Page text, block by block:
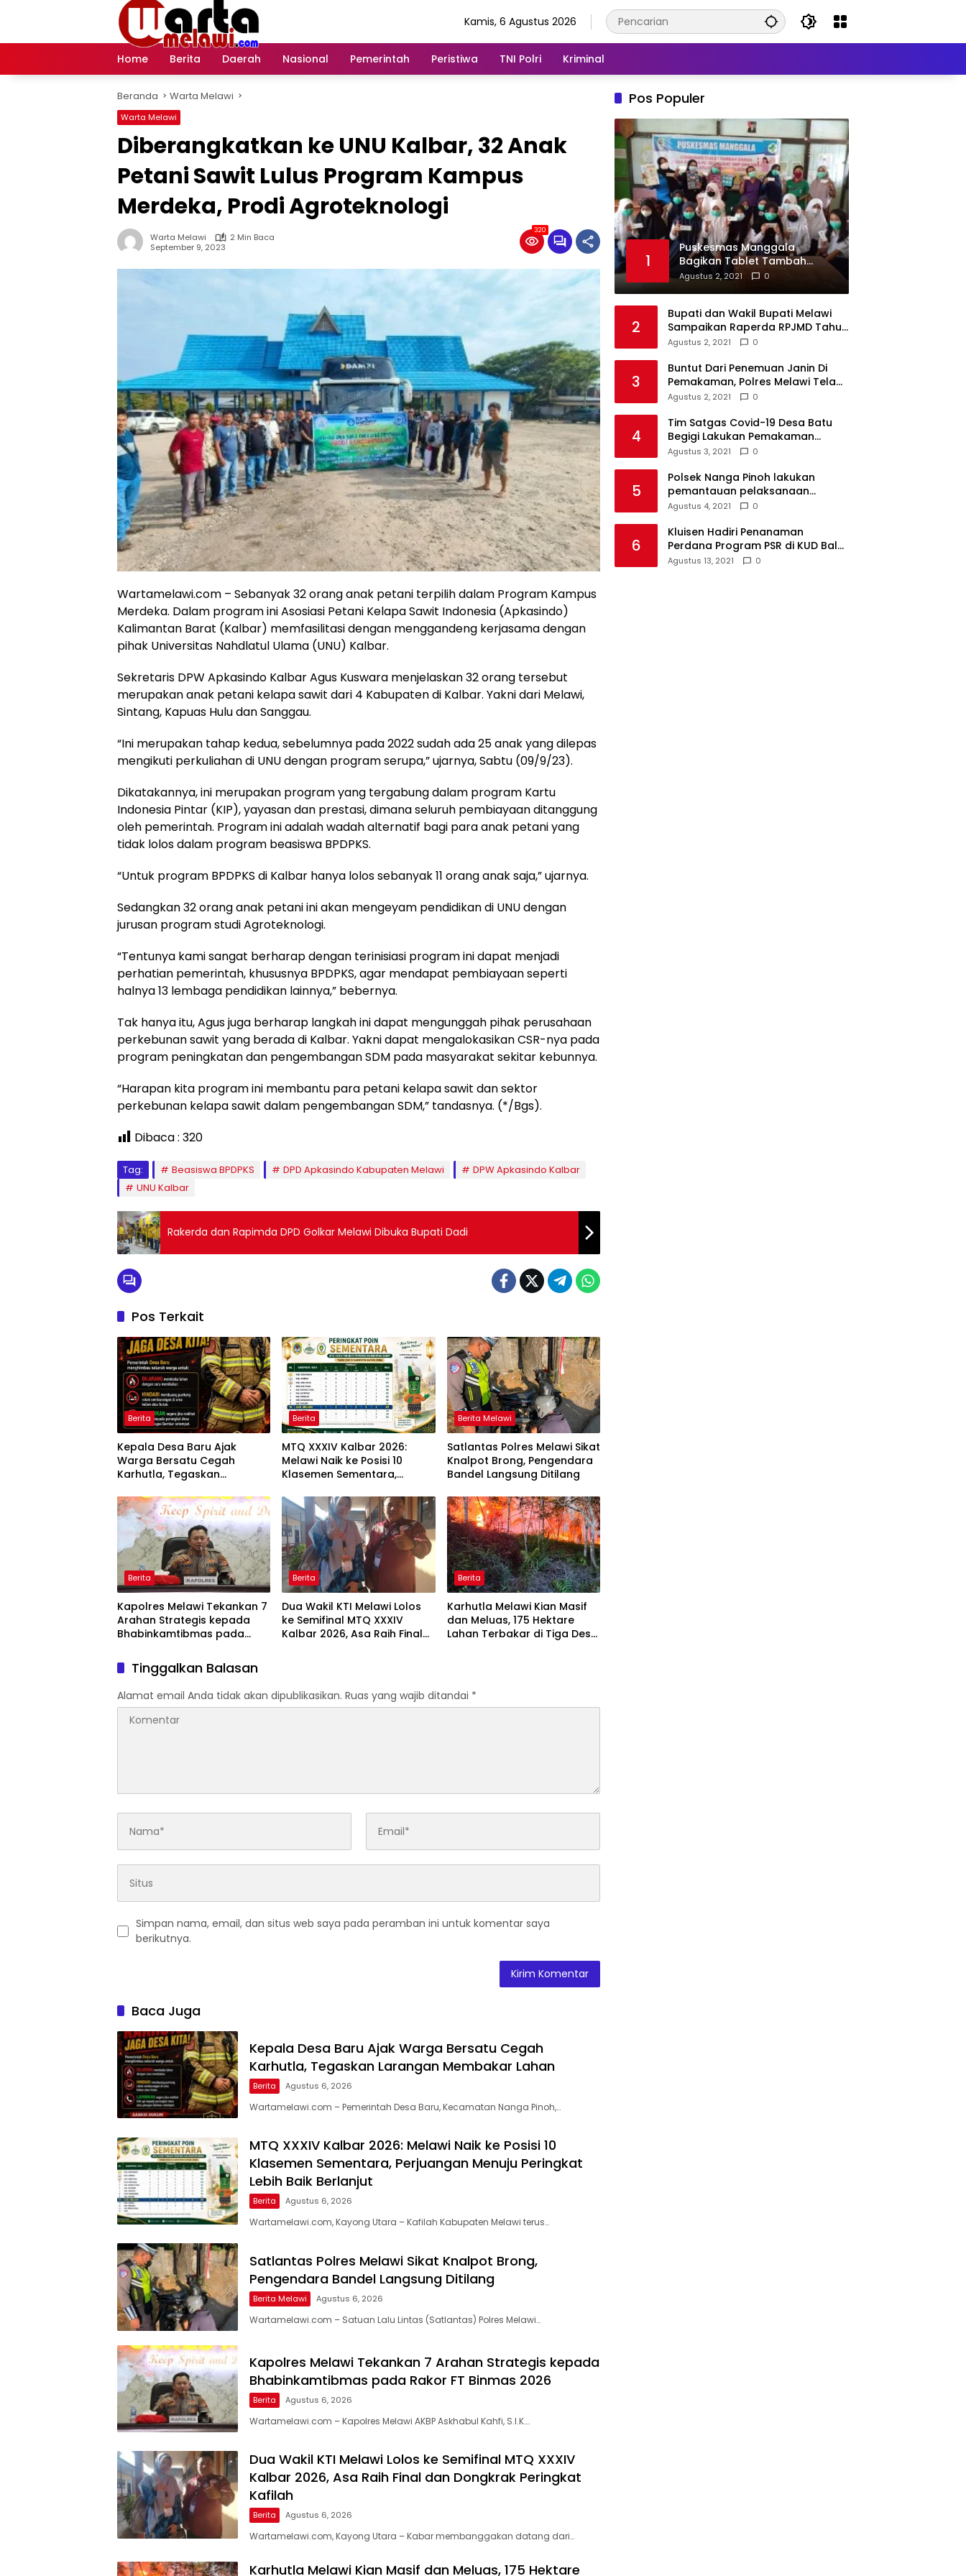
Kamis, 6 Agustus 2026
Home Berita Daerah Nasional Pemerintah Peristiwa TNI Polri Kriminal
Beranda Warta Melawi
Warta Melawi
Diberangkatkan ke UNU Kalbar, 32 Anak
Petani Sawit Lulus Program Kampus
Merdeka, Prodi Agroteknologi
Warta Melawi
2 Min Baca
September 9, 2023
320
Wartamelawi.com – Sebanyak 32 orang anak petani terpilih dalam Program Kampus
Merdeka. Dalam program ini Asosiasi Petani Kelapa Sawit Indonesia (Apkasindo)
Kalimantan Barat (Kalbar) memfasilitasi dengan menggandeng kerjasama dengan
pihak Universitas Nahdlatul Ulama (UNU) Kalbar.
Sekretaris DPW Apkasindo Kalbar Agus Kuswara menjelaskan 32 orang tersebut
merupakan anak petani kelapa sawit dari 4 Kabupaten di Kalbar. Yakni dari Melawi,
Sintang, Kapuas Hulu dan Sanggau.
“Ini merupakan tahap kedua, sebelumnya pada 2022 sudah ada 25 anak yang dilepas
mengikuti perkuliahan di UNU dengan program serupa,” ujarnya, Sabtu (09/9/23).
Dikatakannya, ini merupakan program yang tergabung dalam program Kartu
Indonesia Pintar (KIP), yayasan dan prestasi, dimana seluruh pembiayaan ditanggung
oleh pemerintah. Program ini adalah wadah alternatif bagi para anak petani yang
tidak lolos dalam program beasiswa BPDPKS.
“Untuk program BPDPKS di Kalbar hanya lolos sebanyak 11 orang anak saja,” ujarnya.
Sedangkan 32 orang anak petani ini akan mengeyam pendidikan di UNU dengan
jurusan program studi Agroteknologi.
“Tentunya kami sangat berharap dengan terinisiasi program ini dapat menjadi
perhatian pemerintah, khususnya BPDPKS, agar mendapat pembiayaan seperti
halnya 13 lembaga pendidikan lainnya,” bebernya.
Tak hanya itu, Agus juga berharap langkah ini dapat mengunggah pihak perusahaan
perkebunan sawit yang berada di Kalbar. Yakni dapat mengalokasikan CSR-nya pada
program peningkatan dan pengembangan SDM pada masyarakat sekitar kebunnya.
“Harapan kita program ini membantu para petani kelapa sawit dan sektor
perkebunan kelapa sawit dalam pengembangan SDM,” tandasnya. (*/Bgs).
Dibaca : 320
Tag: Beasiswa BPDPKS DPD Apkasindo Kabupaten Melawi
DPW Apkasindo Kalbar
UNU Kalbar
Rakerda dan Rapimda DPD Golkar Melawi Dibuka Bupati Dadi
Pos Terkait
Berita
Kepala Desa Baru Ajak
Warga Bersatu Cegah
Karhutla, Tegaskan
Berita
MTQ XXXIV Kalbar 2026:
Melawi Naik ke Posisi 10
Klasemen Sementara,
Lebih Baik Berlanjut
Berita Melawi
Satlantas Polres Melawi Sikat
Knalpot Brong, Pengendara
Bandel Langsung Ditilang
Berita
Kapolres Melawi Tekankan 7
Arahan Strategis kepada
Bhabinkamtibmas pada
Berita
Dua Wakil KTI Melawi Lolos
ke Semifinal MTQ XXXIV
Kalbar 2026, Asa Raih Final
Berita
Karhutla Melawi Kian Masif
dan Meluas, 175 Hektare
Lahan Terbakar di Tiga Desa,
Tinggalkan Balasan
Alamat email Anda tidak akan dipublikasikan. Ruas yang wajib ditandai *
Simpan nama, email, dan situs web saya pada peramban ini untuk komentar saya
berikutnya.
Baca Juga
Kepala Desa Baru Ajak Warga Bersatu Cegah
Karhutla, Tegaskan Larangan Membakar Lahan
Berita Agustus 6, 2026
Wartamelawi.com – Pemerintah Desa Baru, Kecamatan Nanga Pinoh,…
MTQ XXXIV Kalbar 2026: Melawi Naik ke Posisi 10
Klasemen Sementara, Perjuangan Menuju Peringkat
Lebih Baik Berlanjut
Berita Agustus 6, 2026
Wartamelawi.com, Kayong Utara – Kafilah Kabupaten Melawi terus…
Satlantas Polres Melawi Sikat Knalpot Brong,
Pengendara Bandel Langsung Ditilang
Berita Melawi Agustus 6, 2026
Wartamelawi.com – Satuan Lalu Lintas (Satlantas) Polres Melawi…
Kapolres Melawi Tekankan 7 Arahan Strategis kepada
Bhabinkamtibmas pada Rakor FT Binmas 2026
Berita Agustus 6, 2026
Wartamelawi.com – Kapolres Melawi AKBP Askhabul Kahfi, S.I.K….
Dua Wakil KTI Melawi Lolos ke Semifinal MTQ XXXIV
Kalbar 2026, Asa Raih Final dan Dongkrak Peringkat
Kafilah
Berita Agustus 6, 2026
Wartamelawi.com, Kayong Utara – Kabar membanggakan datang dari…
Karhutla Melawi Kian Masif dan Meluas, 175 Hektare
Pos Populer
1
Puskesmas Manggala
Bagikan Tablet Tambah
Darah di Beberapa Sekolah
Agustus 2, 2021 0
2
Bupati dan Wakil Bupati Melawi
Sampaikan Raperda RPJMD Tahun
2021-2026 ke DPRD
Agustus 2, 2021 0
3
Buntut Dari Penemuan Janin Di
Pemakaman, Polres Melawi Telah
Tetapkan 4 Tersangka
Agustus 2, 2021 0
4
Tim Satgas Covid-19 Desa Batu
Begigi Lakukan Pemakaman
Pasien Covid-19 Sesuai Prokes
Agustus 3, 2021 0
5
Polsek Nanga Pinoh lakukan
pemantauan pelaksanaan
vaksinasi covid-19 tahap 2
Agustus 4, 2021 0
6
Kluisen Hadiri Penanaman
Perdana Program PSR di KUD Bale
Yotro Beloyan
Agustus 13, 2021 0